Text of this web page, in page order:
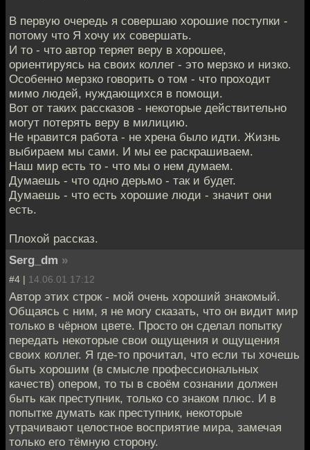
В первую очередь я совершаю хорошие поступки -
потому что Я хочу их совершать.
И то - что автор теряет веру в хорошее,
ориентируясь на своих коллег - это мерзко и низко.
Особенно мерзко говорить о том - что проходит
мимо людей, нуждающихся в помощи.
Вот от таких рассказов - некоторые действительно
могут потерять веру в милицию.
Не нравится работа - не хрена было идти. Жизнь
выбираем мы сами. И мы ее раскрашиваем.
Наш мир есть то - что мы о нем думаем.
Думаешь - что одно дерьмо - так и будет.
Думаешь - что есть хорошие люди - значит они
есть.
Плохой рассказ.
Serg_dm »
#4 | 14.06.01 17:12
Автор этих строк - мой очень хороший знакомый.
Общаясь с ним, я не могу сказать, что он видит мир
только в чёрном цвете. Просто он сделал попытку
передать некоторые свои ощущения и ощущения
своих коллег. Я где-то прочитал, что если ты хочешь
быть хорошим (в смысле профессиональных
качеств) опером, то ты в своём сознании должен
быть как преступник, только со знаком плюс. И в
попытке думать как преступник, некоторые
утрачивают целостное восприятие мира, замечая
только его тёмную сторону.